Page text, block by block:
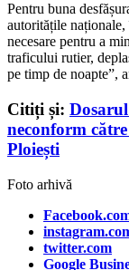
Pentru buna
autoritățile
necesare pentru a
traficului rutier,
pe timp de noapte”,
Citiți și:
neconform
Ploiești
Foto arhivă
twitter.com
Google